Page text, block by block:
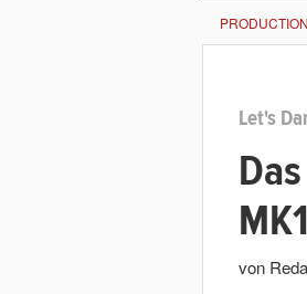
Let's
von